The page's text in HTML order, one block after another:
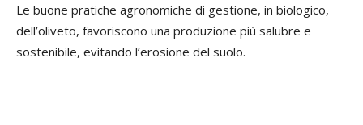
Le buone pratiche agronomiche di gestione, in biologico,
dell’oliveto, favoriscono una produzione più salubre e
sostenibile, evitando l’erosione del suolo.